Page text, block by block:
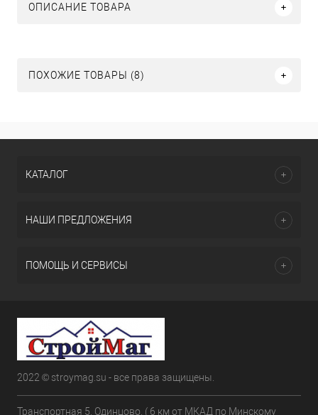
ОПИСАНИЕ ТОВАРА
ПОХОЖИЕ ТОВАРЫ (8)
КАТАЛОГ
НАШИ ПРЕДЛОЖЕНИЯ
ПОМОЩЬ И СЕРВИСЫ
2022 © stroymag.su - все права защищены.
Транспортная 5. Одинцово. ( 6 км от МКАД по Минскому